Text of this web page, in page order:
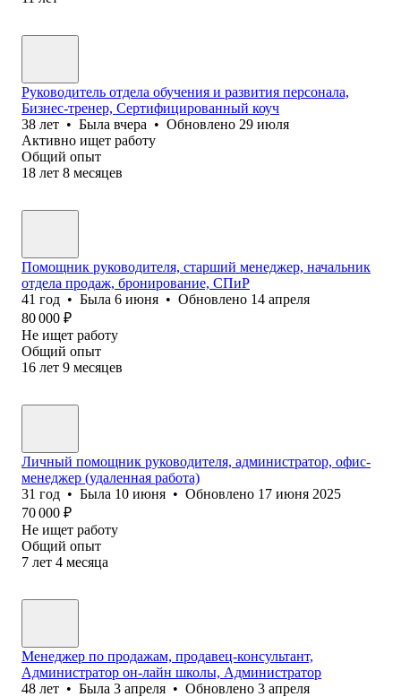
Руководитель отдела обучения и развития персонала,
Бизнес-тренер, Сертифицированный коуч
38 лет • Была вчера • Обновлено 29 июля
Активно ищет работу
Общий опыт
18 лет 8 месяцев
Помощник руководителя, старший менеджер, начальник
отдела продаж, бронирование, СПиР
41 год • Была 6 июня • Обновлено 14 апреля
80 000 ₽
Не ищет работу
Общий опыт
16 лет 9 месяцев
Личный помощник руководителя, администратор, офис-
менеджер (удаленная работа)
31 год • Была 10 июня • Обновлено 17 июня 2025
70 000 ₽
Не ищет работу
Общий опыт
7 лет 4 месяца
Менеджер по продажам, продавец-консультант,
Администратор он-лайн школы, Администратор
48 лет • Была 3 апреля • Обновлено 3 апреля